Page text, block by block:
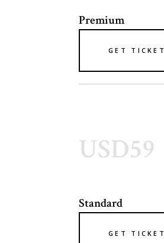
Premium
GET TICKET
USD59
Standard
GET TICKET